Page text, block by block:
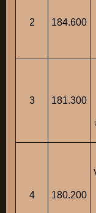
2 184.600
3 181.300
4 180.200